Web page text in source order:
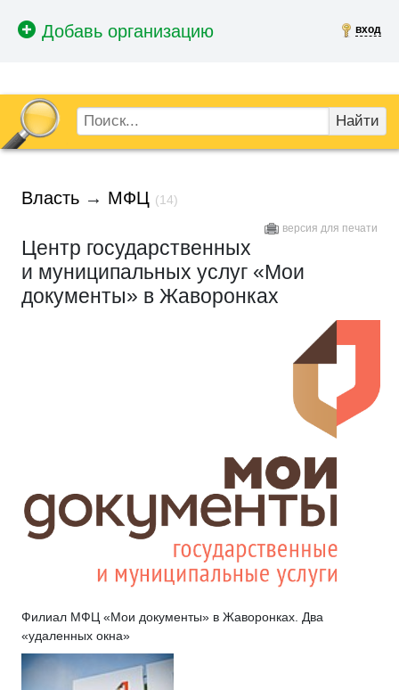
вход
Найти
Власть → МФЦ (14)
версия для печати
Центр государственных
и муниципальных услуг «Мои
документы» в Жаворонках
Филиал МФЦ «Мои документы» в Жаворонках. Два
«удаленных окна»